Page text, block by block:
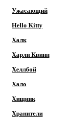
Ужасающий
Hello Kitty
Халк
Харли Квинн
Хеллбой
Хало
Хищник
Хранители